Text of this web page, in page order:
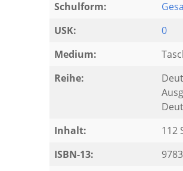
Schulform:
USK:
0
Medium:
Reihe:
Inhalt:
112
ISBN-13: